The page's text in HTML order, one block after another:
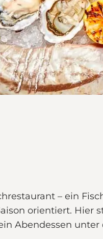
– ein
orientiert.
Abendessen unter